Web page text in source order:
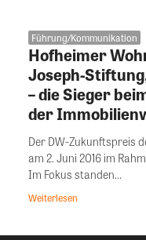
Führung/Kommunikation
Hofheimer
Joseph-
– die Sieger
der
Der DW-Zukunftspreis
am 2. Juni 2016 im
Im Fokus standen...
Weiterlesen